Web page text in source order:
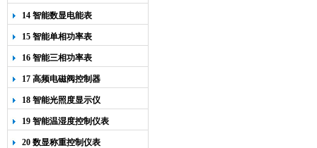
14 智能数显电能表
15 智能单相功率表
16 智能三相功率表
17 高频电磁阀控制器
18 智能光照度显示仪
19 智能温湿度控制仪表
20 数显称重控制仪表